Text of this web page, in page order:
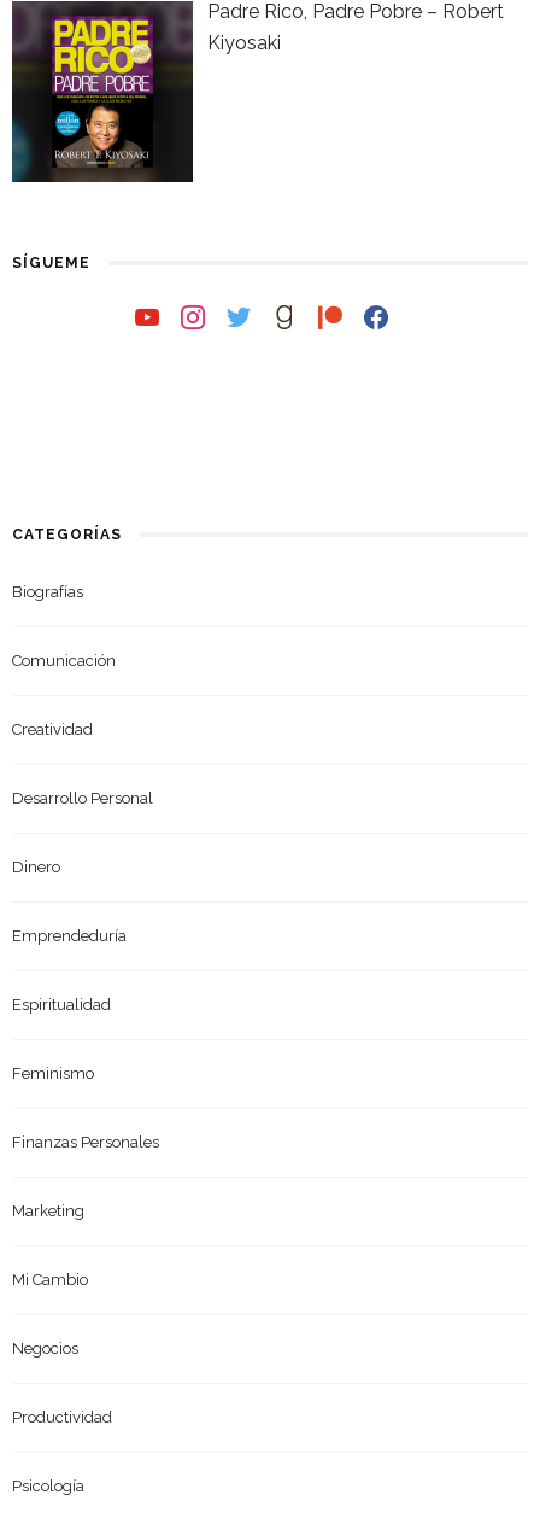
Padre Rico, Padre Pobre – Robert
Kiyosaki
SÍGUEME
youtubeinstagramtwittergoodreads
patreonfacebook
CATEGORÍAS
Biografías
Comunicación
Creatividad
Desarrollo Personal
Dinero
Emprendeduría
Espiritualidad
Feminismo
Finanzas Personales
Marketing
Mi Cambio
Negocios
Productividad
Psicología